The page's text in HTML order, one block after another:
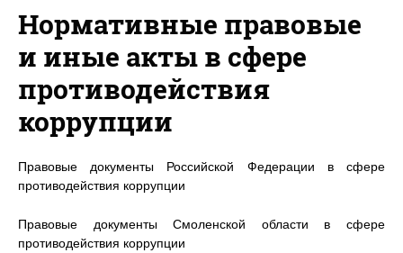
Нормативные правовые
и иные акты в сфере
противодействия
коррупции
Правовые документы Российской Федерации в сфере
противодействия коррупции
Правовые документы Смоленской области в сфере
противодействия коррупции